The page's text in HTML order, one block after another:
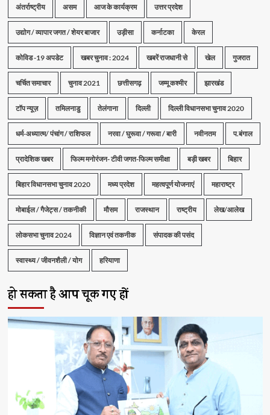
अंतर्राष्ट्रीय असम आज के कार्यक्रम उत्तर प्रदेश
उद्योग / व्यापार जगत / शेयर बाजार उड़ीसा कर्नाटका केरल
कोविड -19 अपडेट खबर चुनाव : 2024 खबरें राजधानी से खेल गुजरात
चर्चित समाचार चुनाव 2021 छत्तीसगढ़ जम्मू कश्मीर झारखंड
टॉप न्यूज़ तमिलनाडु तेलंगाना दिल्ली दिल्ली विधानसभा चुनाव 2020
धर्म-अध्यात्म/ पंचांग / राशिफल नरवा / घुरूवा / गरूवा / बारी नवीनतम प.बंगाल
प्रादेशिक खबर फिल्म मनोरंजन- टीवी जगत-फिल्म समीक्षा बड़ी खबर बिहार
बिहार विधानसभा चुनाव 2020 मध्य प्रदेश महत्वपूर्ण योजनाएं महाराष्ट्र
मोबाईल / गैजेट्स / तकनीकी मौसम राजस्थान राष्ट्रीय लेख/आलेख
लोकसभा चुनाव 2024 विज्ञान एवं तकनीक संपादक की पसंद
स्वास्थ्य / जीवनशैली / योग हरियाणा
हो सकता है आप चूक गए हों